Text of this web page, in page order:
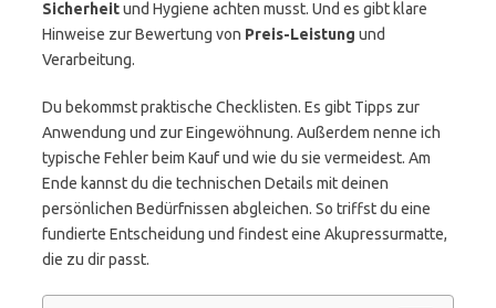
Sicherheitund Hygiene achten musst. Und es gibt klare
Hinweise zur Bewertung von Preis-Leistung und
Verarbeitung.
Du bekommst praktische Checklisten. Es gibt Tipps zur
Anwendung und zur Eingewöhnung. Außerdem nenne ich
typische Fehler beim Kauf und wie du sie vermeidest. Am
Ende kannst du die technischen Details mit deinen
persönlichen Bedürfnissen abgleichen. So triffst du eine
fundierte Entscheidung und findest eine Akupressurmatte,
die zu dir passt.